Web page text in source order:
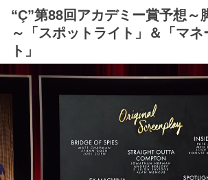
“Ç”第88回アカデミー賞予想～
～「スポットライト」＆「マネ
ト」